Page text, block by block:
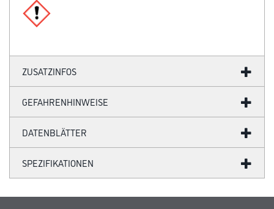
ZUSATZINFOS
GEFAHRENHINWEISE
DATENBLÄTTER
SPEZIFIKATIONEN